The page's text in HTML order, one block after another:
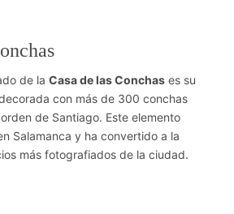
de la Casa de las Conchas es su
con más de 300 conchas
de Santiago. Este elemento
Salamanca y ha convertido a la
más fotografiados de la ciudad.